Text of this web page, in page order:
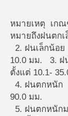
หมายเหตุ เก
หมายถึงฝนตก
2. ฝนเล็กน้
10.0 มม. 3.
ตั้งแต่ 10.1-
4. ฝนตกหนั
90.0 มม.
5. ฝนตกหนัก